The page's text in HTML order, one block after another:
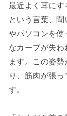
最近よく耳にす
という言葉、
やパソコンを使
なカーブが失
ます。この姿
り、筋肉が張
す。